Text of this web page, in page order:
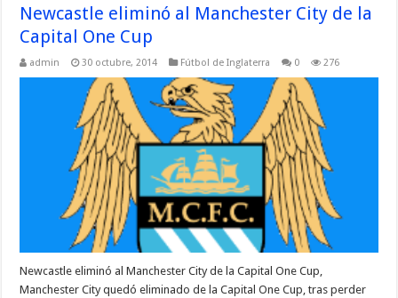
Newcastle eliminó al Manchester City de la
Capital One Cup
admin 30 octubre, 2014 Fútbol de Inglaterra 0 276
Newcastle eliminó al Manchester City de la Capital One Cup,
Manchester City quedó eliminado de la Capital One Cup, tras perder